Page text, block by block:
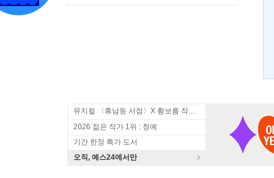
뮤지컬 〈휴남동 서점〉X 황보름 작가 북토크
2026 젊은 작가 1위 : 청예
기간 한정 특가 도서
오직, 예스24에서만